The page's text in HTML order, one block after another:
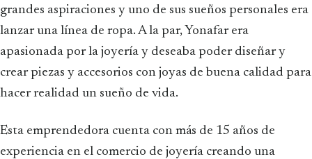
grandes aspiraciones y uno de sus sueños personales era
lanzar una línea de ropa. A la par, Yonafar era
apasionada por la joyería y deseaba poder diseñar y
crear piezas y accesorios con joyas de buena calidad para
hacer realidad un sueño de vida.
Esta emprendedora cuenta con más de 15 años de
experiencia en el comercio de joyería creando una